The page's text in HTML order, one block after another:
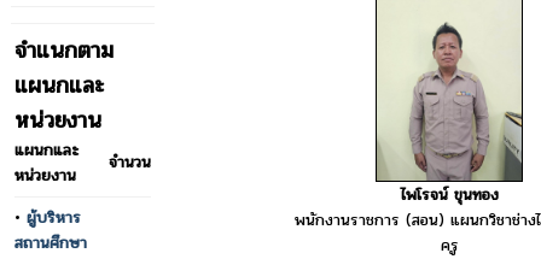
จำแนกตาม
แผนกและ
หน่วยงาน
แผนกและ
หน่วยงาน
จำนวน
• ผู้บริหาร
สถานศึกษา
ไพโรจน์ ขุนทอง
พนักงานราชการ (สอน) แผนกวิชาช่าง
ครู